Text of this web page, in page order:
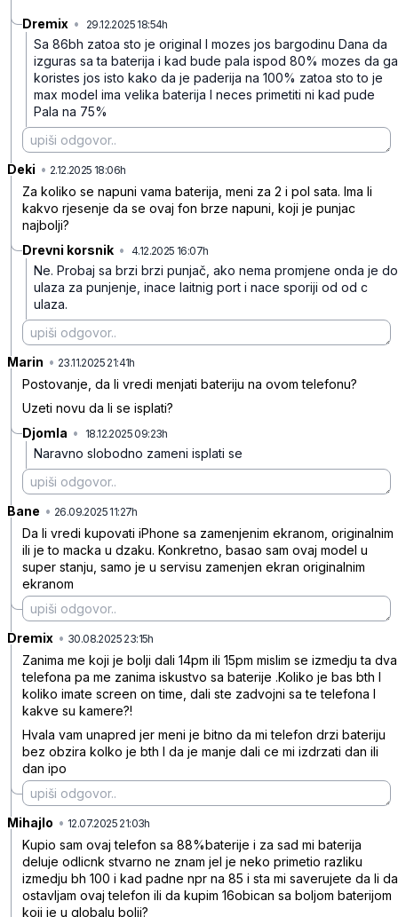
Dremix • 29.12.2025 18:54h
Sa 86bh zatoa sto je original I mozes jos bargodinu Dana da
izguras sa ta baterija i kad bude pala ispod 80% mozes da ga
koristes jos isto kako da je paderija na 100% zatoa sto to je
max model ima velika baterija I neces primetiti ni kad pude
Pala na 75%
Deki • 2.12.2025 18:06h
Za koliko se napuni vama baterija, meni za 2 i pol sata. Ima li
kakvo rjesenje da se ovaj fon brze napuni, koji je punjac
najbolji?
Drevni korsnik • 4.12.2025 16:07h
Ne. Probaj sa brzi brzi punjač, ako nema promjene onda je do
ulaza za punjenje, inace laitnig port i nace sporiji od od c
ulaza.
Marin • 23.11.2025 21:41h
Postovanje, da li vredi menjati bateriju na ovom telefonu?
Uzeti novu da li se isplati?
Djomla • 18.12.2025 09:23h
Naravno slobodno zameni isplati se
Bane • 26.09.2025 11:27h
Da li vredi kupovati iPhone sa zamenjenim ekranom, originalnim
ili je to macka u dzaku. Konkretno, basao sam ovaj model u
super stanju, samo je u servisu zamenjen ekran originalnim
ekranom
Dremix • 30.08.2025 23:15h
Zanima me koji je bolji dali 14pm ili 15pm mislim se izmedju ta dva
telefona pa me zanima iskustvo sa baterije .Koliko je bas bth I
koliko imate screen on time, dali ste zadvojni sa te telefona I
kakve su kamere?!
Hvala vam unapred jer meni je bitno da mi telefon drzi bateriju
bez obzira kolko je bth I da je manje dali ce mi izdrzati dan ili
dan ipo
Mihajlo • 12.07.2025 21:03h
Kupio sam ovaj telefon sa 88%baterije i za sad mi baterija
deluje odlicnk stvarno ne znam jel je neko primetio razliku
izmedju bh 100 i kad padne npr na 85 i sta mi saverujete da li da
ostavljam ovaj telefon ili da kupim 16obican sa boljom baterijom
koji je u globalu bolji?